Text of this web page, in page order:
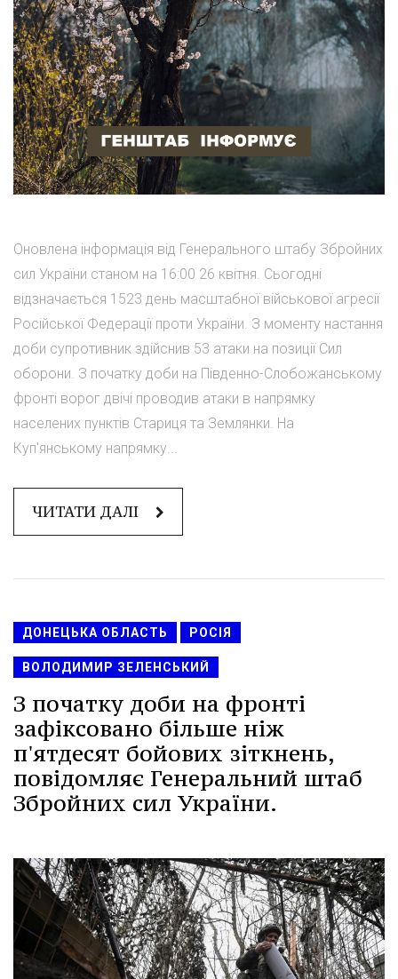
Оновлена інформація від Генерального штабу Збройних
сил України станом на 16:00 26 квітня. Сьогодні
відзначається 1523 день масштабної військової агресії
Російської Федерації проти України. З моменту настання
доби супротивник здійснив 53 атаки на позиції Сил
оборони. З початку доби на Південно-Слобожанському
фронті ворог двічі проводив атаки в напрямку
населених пунктів Стариця та Землянки. На
Куп'янському напрямку...
ЧИТАТИ ДАЛІ
ДОНЕЦЬКА ОБЛАСТЬ РОСІЯ
ВОЛОДИМИР ЗЕЛЕНСЬКИЙ
З початку доби на фронті
зафіксовано більше ніж
п'ятдесят бойових зіткнень,
повідомляє Генеральний штаб
Збройних сил України.